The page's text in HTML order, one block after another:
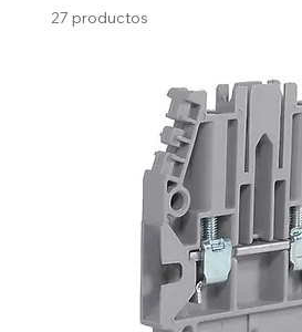
27 productos